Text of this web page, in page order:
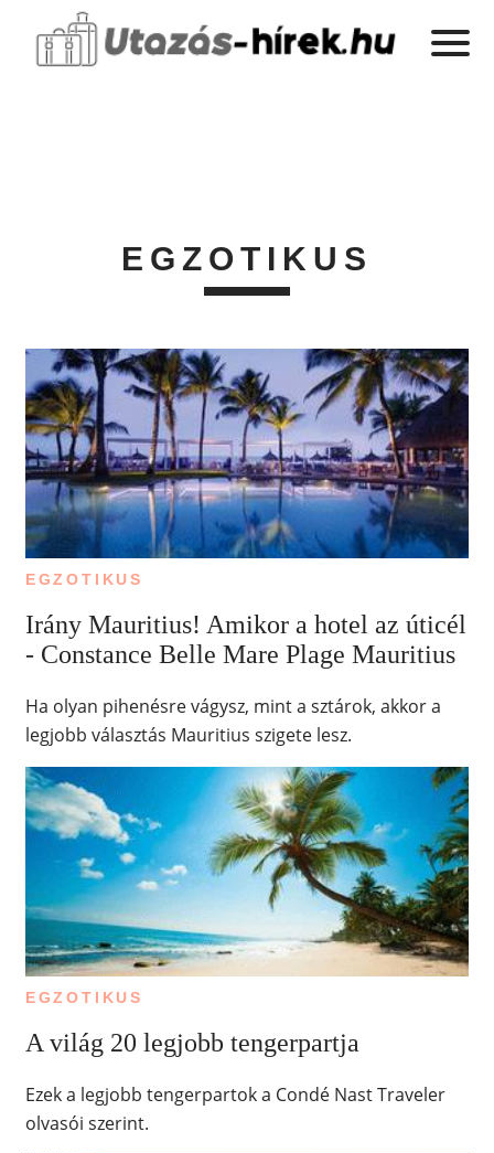
EGZOTIKUS
EGZOTIKUS
Irány Mauritius! Amikor a hotel az úticél
- Constance Belle Mare Plage Mauritius
Ha olyan pihenésre vágysz, mint a sztárok, akkor a
legjobb választás Mauritius szigete lesz.
EGZOTIKUS
A világ 20 legjobb tengerpartja
Ezek a legjobb tengerpartok a Condé Nast Traveler
olvasói szerint.